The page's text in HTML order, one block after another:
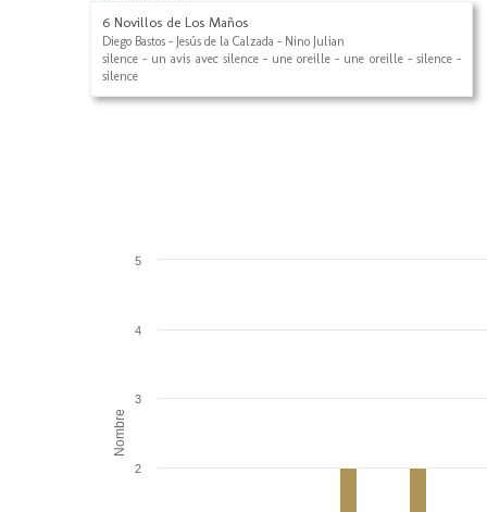
6 Novillos de Los Maños
Diego Bastos - Jesús de la Calzada - Nino Julian
silence - un avis avec silence - une oreille - une oreille - silence -
silence
Nombre
2
3
4
5